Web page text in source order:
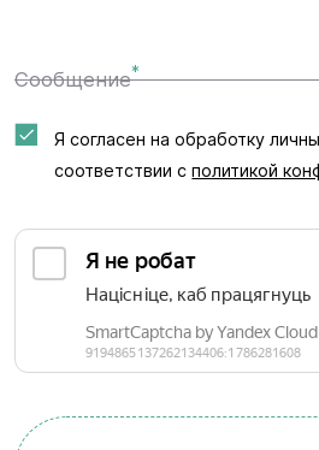
Сообщение*
Я согласен на обработку
соответствии сполитикой